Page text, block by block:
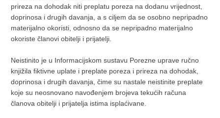
prireza na dohodak niti preplatu poreza na dodanu vrijednost,
doprinosa i drugih davanja, a s ciljem da se osobno nepripadno
materijalno okoristi, odnosno da se nepripadno materijalno
okoriste članovi obitelji i prijatelji.
Neistinito je u Informacijskom sustavu Porezne uprave ručno
knjižila fiktivne uplate i preplate poreza i prireza na dohodak,
doprinosa i drugih davanja, čime su nastale neistinite preplate
koje su neosnovano navođenjem brojeva tekućih računa
članova obitelji i prijatelja istima isplaćivane.